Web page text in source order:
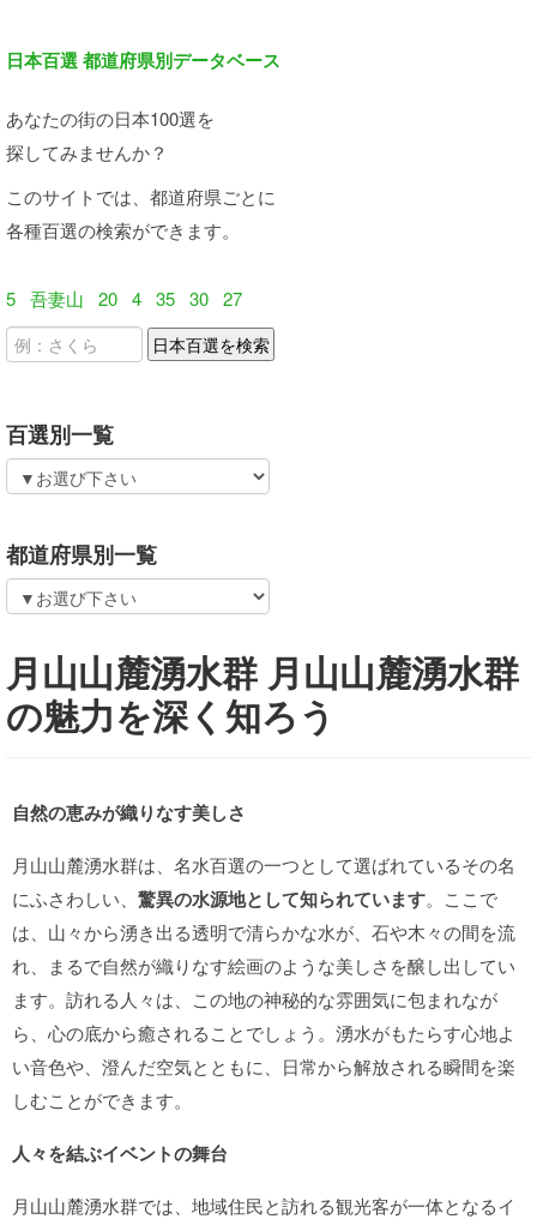
日本百選 都道府県別データベース
あなたの街の日本100選を
探してみませんか？
このサイトでは、都道府県ごとに
各種百選の検索ができます。
5 吾妻山 20 4 35 30 27
百選別一覧
都道府県別一覧
月山山麓湧水群 月山山麓湧水群
の魅力を深く知ろう
自然の恵みが織りなす美しさ
月山山麓湧水群は、名水百選の一つとして選ばれているその名
にふさわしい、 驚異の水源地として知られています。ここで
は、山々から湧き出る透明で清らかな水が、石や木々の間を流
れ、まるで自然が織りなす絵画のような美しさを醸し出してい
ます。訪れる人々は、この地の神秘的な雰囲気に包まれなが
ら、心の底から癒されることでしょう。湧水がもたらす心地よ
い音色や、澄んだ空気とともに、日常から解放される瞬間を楽
しむことができます。
人々を結ぶイベントの舞台
月山山麓湧水群では、地域住民と訪れる観光客が一体となるイ